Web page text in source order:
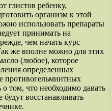
глистов ребенку,
организм к этой
использовать препараты
принимать на
чем начать курс
же вполне можно для этих
(любое), которое
определенных
противогельминтных
том, что необходимо давать
восстанавливать